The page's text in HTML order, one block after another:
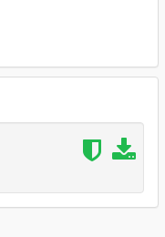
.yft and .ytd files);
or huntley.ytd